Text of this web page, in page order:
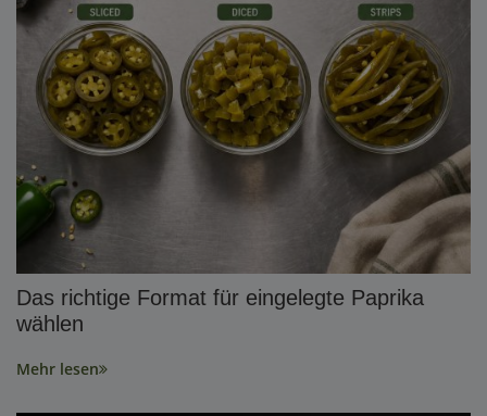
Das richtige Format für eingelegte Paprika
wählen
Mehr lesen